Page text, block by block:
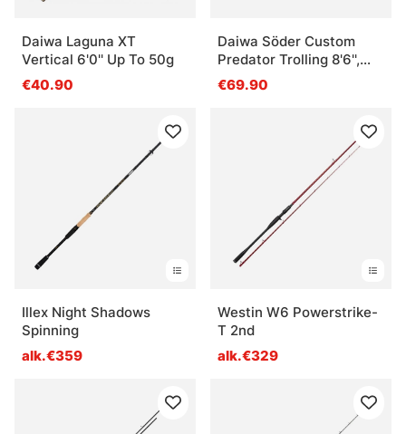
Daiwa Laguna XT
Vertical 6'0'' Up To 50g
€40.90
Daiwa Söder Custom
Predator Trolling 8'6'',
20-30lbs 2sec V2
€69.90
Illex Night Shadows
Spinning
alk.€359
Westin W6 Powerstrike-
T 2nd
alk.€329